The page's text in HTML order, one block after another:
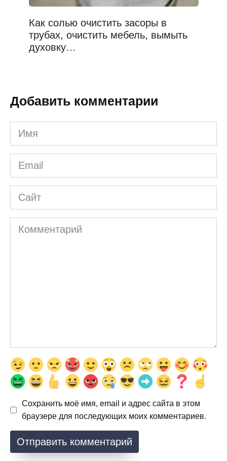
Как солью очистить засоры в
трубах, очистить мебель, вымыть
духовку…
Добавить комментарии
Имя
*
Email
*
Сайт
Комментарий
Сохранить моё имя, email и адрес сайта в этом
браузере для последующих моих комментариев.